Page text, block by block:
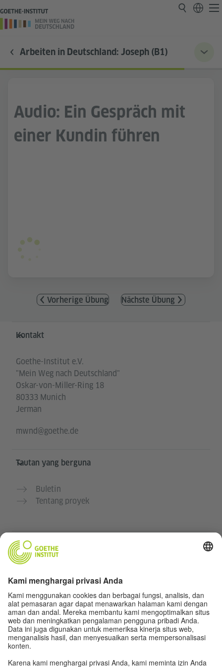
Arbeiten in Deutschland: Joseph (B1)
Audio: Ein Gespräch mit
einer Kundin führen
Vorherige Übung Nächste Übung
Service- und Informationsbereich
Kontakt
Goethe-Institut e.V.
"Mein Weg nach Deutschland"
Oskar-von-Miller-Ring 18
80333 Munich
Jerman
mwnd@goethe.de
Tautan yang berguna
Buletin
Tentang proyek
Situs web lainnya
Latihan bahasa Jerman secara gratis
Kursus bahasa Jerman dari Goethe-Institut
Portal guru “Deutschstunde”
Privasi dan Aksesibilitas